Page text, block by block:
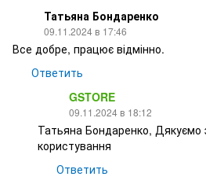
Татьяна Бондаренко
09.11.2024 в 17:46
Все добре, працює відмінно.
Ответить
GSTORE
09.11.2024 в 18:12
Татьяна Бондаренко, Дякуємо
користування
Ответить